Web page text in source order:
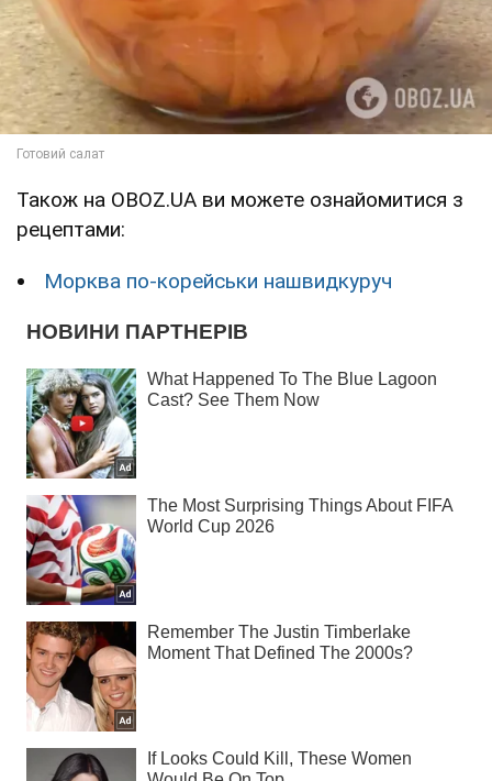
Також на OBOZ.UA ви можете ознайомитися з
рецептами:
Морква по-корейськи нашвидкуруч